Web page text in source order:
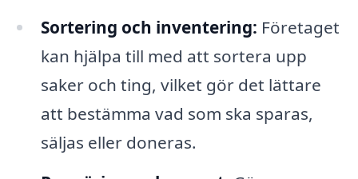
Sortering och inventering: Företaget
kan hjälpa till med att sortera upp
saker och ting, vilket gör det lättare
att bestämma vad som ska sparas,
säljas eller doneras.